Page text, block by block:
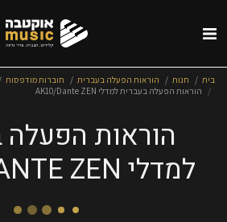
בית חנות הוראות הפעלה בעברית חוברות מודפסות
הוראות הפעלה בעברית למדלי AK10/Dante ZEN
הוראות הפעלה
למדלי AK10/DANTE ZEN